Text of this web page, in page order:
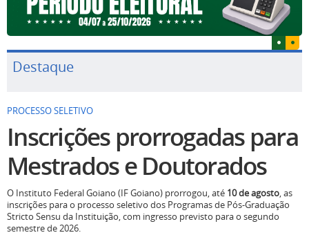
Destaque
PROCESSO SELETIVO
Inscrições prorrogadas para
Mestrados e Doutorados
O Instituto Federal Goiano (IF Goiano) prorrogou, até 10 de agosto, as
inscrições para o processo seletivo dos Programas de Pós-Graduação
Stricto Sensu da Instituição, com ingresso previsto para o segundo
semestre de 2026.